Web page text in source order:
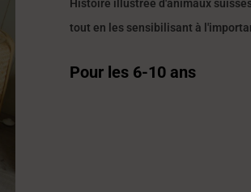
Histoire illustrée d'animaux
tout en les sensibilisant à
Pour les 6-10 ans